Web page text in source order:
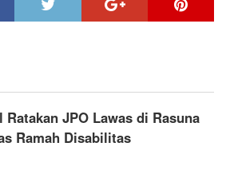
Ratakan JPO Lawas di Rasuna
Ramah Disabilitas